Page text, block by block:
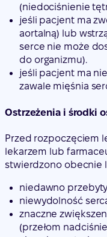
(niedociśnienie
jeśli pacjent ma
aortalną) lub
serce nie może
do organizmu).
jeśli pacjent ma
zawale mięśnia
Ostrzeżenia i środki
Przed rozpoczęciem
lekarzem lub
stwierdzono obecnie
niedawno
niewydolność
znaczne
(przełom